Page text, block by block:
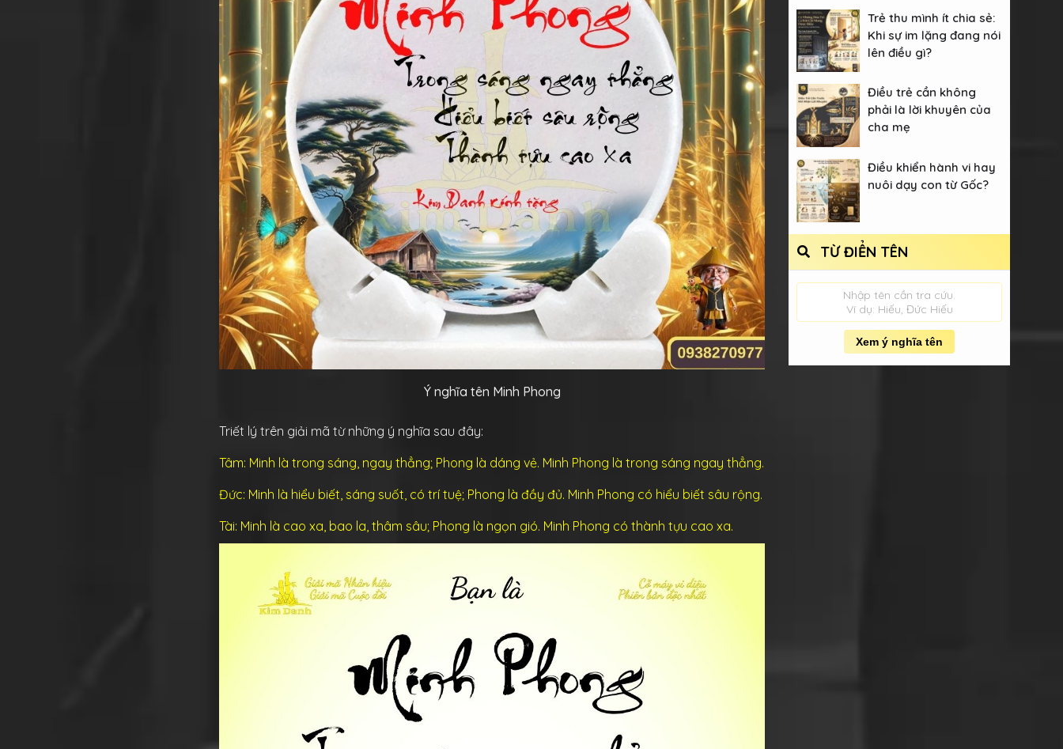
Ý nghĩa tên Minh Phong
Triết lý trên giải mã từ những ý nghĩa sau đây:
Tâm: Minh là trong sáng, ngay thẳng; Phong là dáng vẻ. Minh Phong là trong sáng ngay thẳng.
Đức: Minh là hiểu biết, sáng suốt, có trí tuệ; Phong là đầy đủ. Minh Phong có hiểu biết sâu rộng.
Tài: Minh là cao xa, bao la, thâm sâu; Phong là ngọn gió. Minh Phong có thành tựu cao xa.
Trẻ thu mình ít chia sẻ:
Khi sự im lặng đang nói
lên điều gì?
Điều trẻ cần không
phải là lời khuyên của
cha mẹ
Điều khiển hành vi hay
nuôi dạy con từ Gốc?
TỪ ĐIỂN TÊN
Nhập tên cần tra cứu.
Ví dụ: Hiếu, Đức Hiếu
Xem ý nghĩa tên